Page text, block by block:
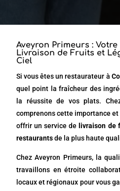
Aveyron Primeurs :
Livraison de Fruits et
Ciel
Si vous êtes un restaurateur à
quel point la fraîcheur des
la réussite de vos plats.
comprenons cette importance
offrir un service de livraison de
restaurantsde la plus haute
Chez Aveyron Primeurs, la
travaillons en étroite
locaux et régionaux pour vous